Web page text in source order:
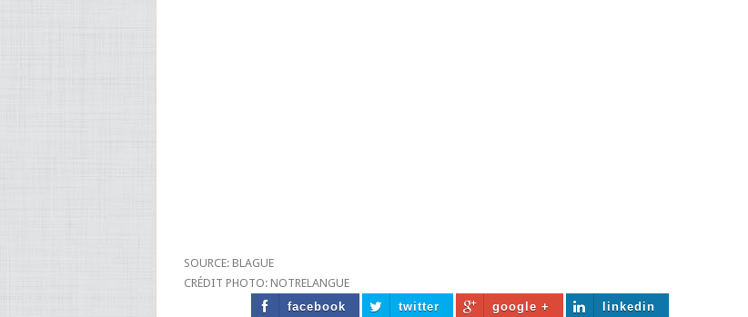
SOURCE: BLAGUE
CRÉDIT PHOTO: NOTRELANGUE
facebook
twitter google + linkedin